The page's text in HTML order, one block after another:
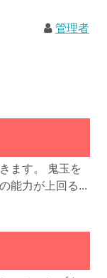
管理者
ます。 鬼玉を
能力が上回る...